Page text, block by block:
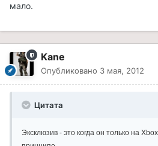
мало.
Kane
Опубликовано 3 мая, 2012
Цитата
Эксклюзив - это когда он только на